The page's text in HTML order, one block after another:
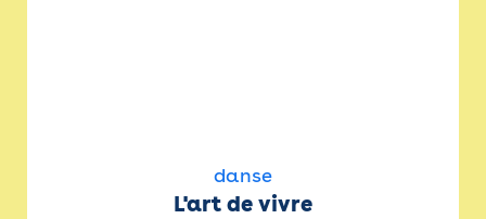
danse
L'art de vivre